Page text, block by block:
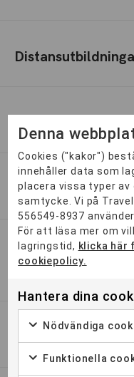
Hur hög är lönen?
Är
Kan man
vem betalar i så
Har ni
Denna
Cookies ("kakor")
innehåller data som
placera vissa typer
samtycke. Vi på
556549-8937
För att läsa mer om
lagringstid, klicka här
cookiepolicy.
Hantera dina
Nödvändiga
Funktionella